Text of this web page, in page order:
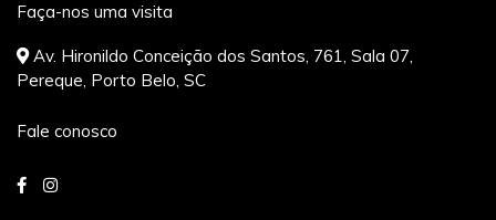
Faça-nos uma visita
Av. Hironildo Conceição dos Santos, 761, Sala 07,
Pereque, Porto Belo, SC
Fale conosco